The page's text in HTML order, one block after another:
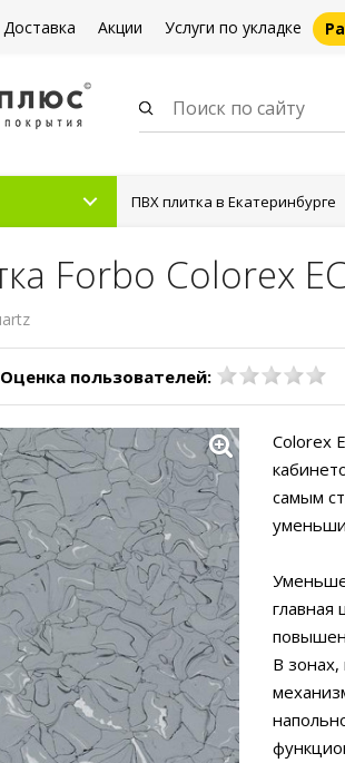
Доставка Акции Услуги по укладке
ПВХ плитка в Екатеринбурге
Forbo Colorex
Оценка пользователей:
Colorex
самым
главная
В